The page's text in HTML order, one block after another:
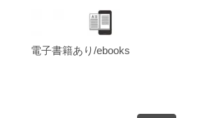
電子書籍あり/ebooks